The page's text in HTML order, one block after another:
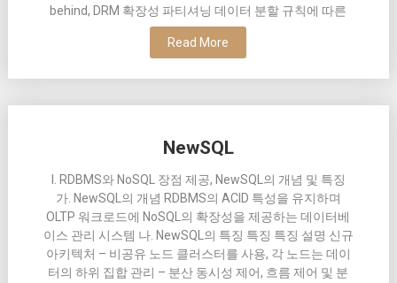
behind, DRM 확장성 파티셔닝 데이터 분할 규칙에 따른
Read More
NewSQL
I. RDBMS와 NoSQL 장점 제공, NewSQL의 개념 및 특징
가. NewSQL의 개념 RDBMS의 ACID 특성을 유지하며
OLTP 워크로드에 NoSQL의 확장성을 제공하는 데이터베
이스 관리 시스템 나. NewSQL의 특징 특징 특징 설명 신규
아키텍처 – 비공유 노드 클러스터를 사용, 각 노드는 데이
터의 하위 집합 관리 – 분산 동시성 제어, 흐름 제어 및 분